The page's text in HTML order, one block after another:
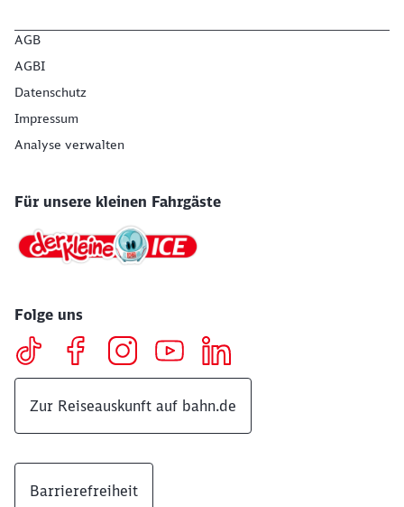
AGB
AGBI
Datenschutz
Impressum
Analyse verwalten
Für unsere kleinen Fahrgäste
Folge uns
Zur Reiseauskunft auf bahn.de
Barrierefreiheit